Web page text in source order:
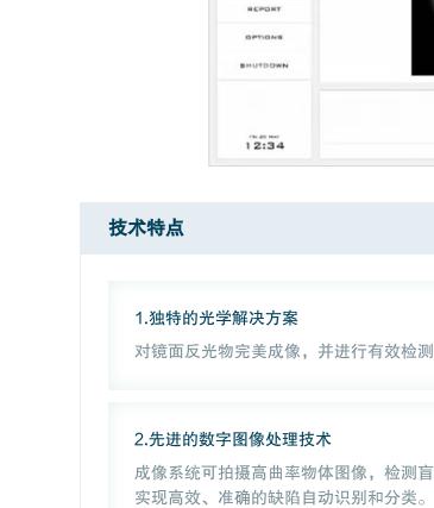
技术特点
1.独特的光学解决方案
对镜面反光物完美成像，并进行有效检
2.先进的数字图像处理技术
成像系统可拍摄高曲率物体图像，检测
实现高效、准确的缺陷自动识别和分类。